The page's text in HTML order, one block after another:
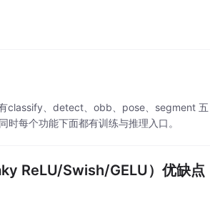
classify、detect、obb、pose、segment 五
每个功能下面都有训练与推理入口。
ReLU/Swish/GELU）优缺点